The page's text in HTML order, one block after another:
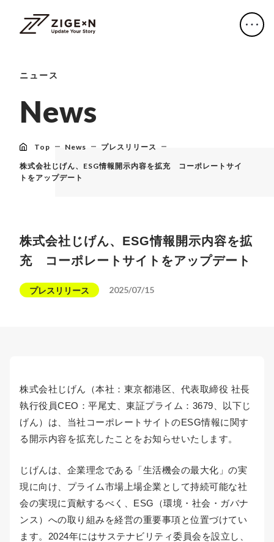
ニュース
News
Top News プレスリリース
株式会社じげん、ESG情報開示内容を拡充 コーポレートサイ
トをアップデート
株式会社じげん、ESG情報開示内容を拡
充 コーポレートサイトをアップデート
プレスリリース 2025/07/15
株式会社じげん（本社：東京都港区、代表取締役 社長
執行役員CEO：平尾丈、東証プライム：3679、以下じ
げん）は、当社コーポレートサイトのESG情報に関す
る開示内容を拡充したことをお知らせいたします。
じげんは、企業理念である「生活機会の最大化」の実
現に向け、プライム市場上場企業として持続可能な社
会の実現に貢献するべく、ESG（環境・社会・ガバナ
ンス）への取り組みを経営の重要事項と位置づけてい
ます。2024年にはサステナビリティ委員会を設立し、